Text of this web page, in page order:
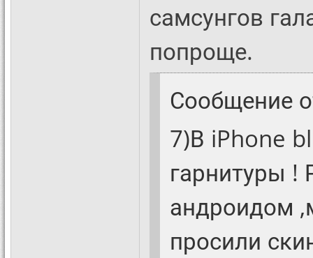
самсунгов
попроще.
Сообщение
7)В iPhone
гарнитуры !
андроидом
просили